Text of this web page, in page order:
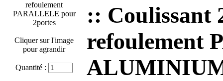
Cliquer sur l'image
pour agrandir
Quantité :
:: Coulissant
refoulement